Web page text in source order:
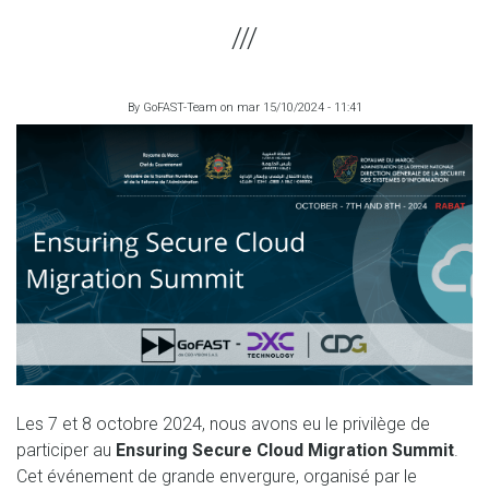
By GoFAST-Team on mar 15/10/2024 - 11:41
Les 7 et 8 octobre 2024, nous avons eu le privilège de
participer au Ensuring Secure Cloud Migration Summit
Cet événement de grande envergure, organisé par le